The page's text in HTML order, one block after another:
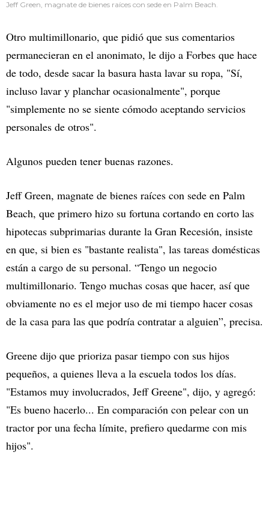
Jeff Green, magnate de bienes raíces con sede en Palm Beach.
Otro multimillonario, que pidió que sus comentarios
permanecieran en el anonimato, le dijo a Forbes que hace
de todo, desde sacar la basura hasta lavar su ropa, "Sí,
incluso lavar y planchar ocasionalmente", porque
"simplemente no se siente cómodo aceptando servicios
personales de otros".
Algunos pueden tener buenas razones.
Jeff Green, magnate de bienes raíces con sede en Palm
Beach, que primero hizo su fortuna cortando en corto las
hipotecas subprimarias durante la Gran Recesión, insiste
en que, si bien es "bastante realista", las tareas domésticas
están a cargo de su personal. “Tengo un negocio
multimillonario. Tengo muchas cosas que hacer, así que
obviamente no es el mejor uso de mi tiempo hacer cosas
de la casa para las que podría contratar a alguien”, precisa.
Greene dijo que prioriza pasar tiempo con sus hijos
pequeños, a quienes lleva a la escuela todos los días.
"Estamos muy involucrados, Jeff Greene", dijo, y agregó:
"Es bueno hacerlo... En comparación con pelear con un
tractor por una fecha límite, prefiero quedarme con mis
hijos".